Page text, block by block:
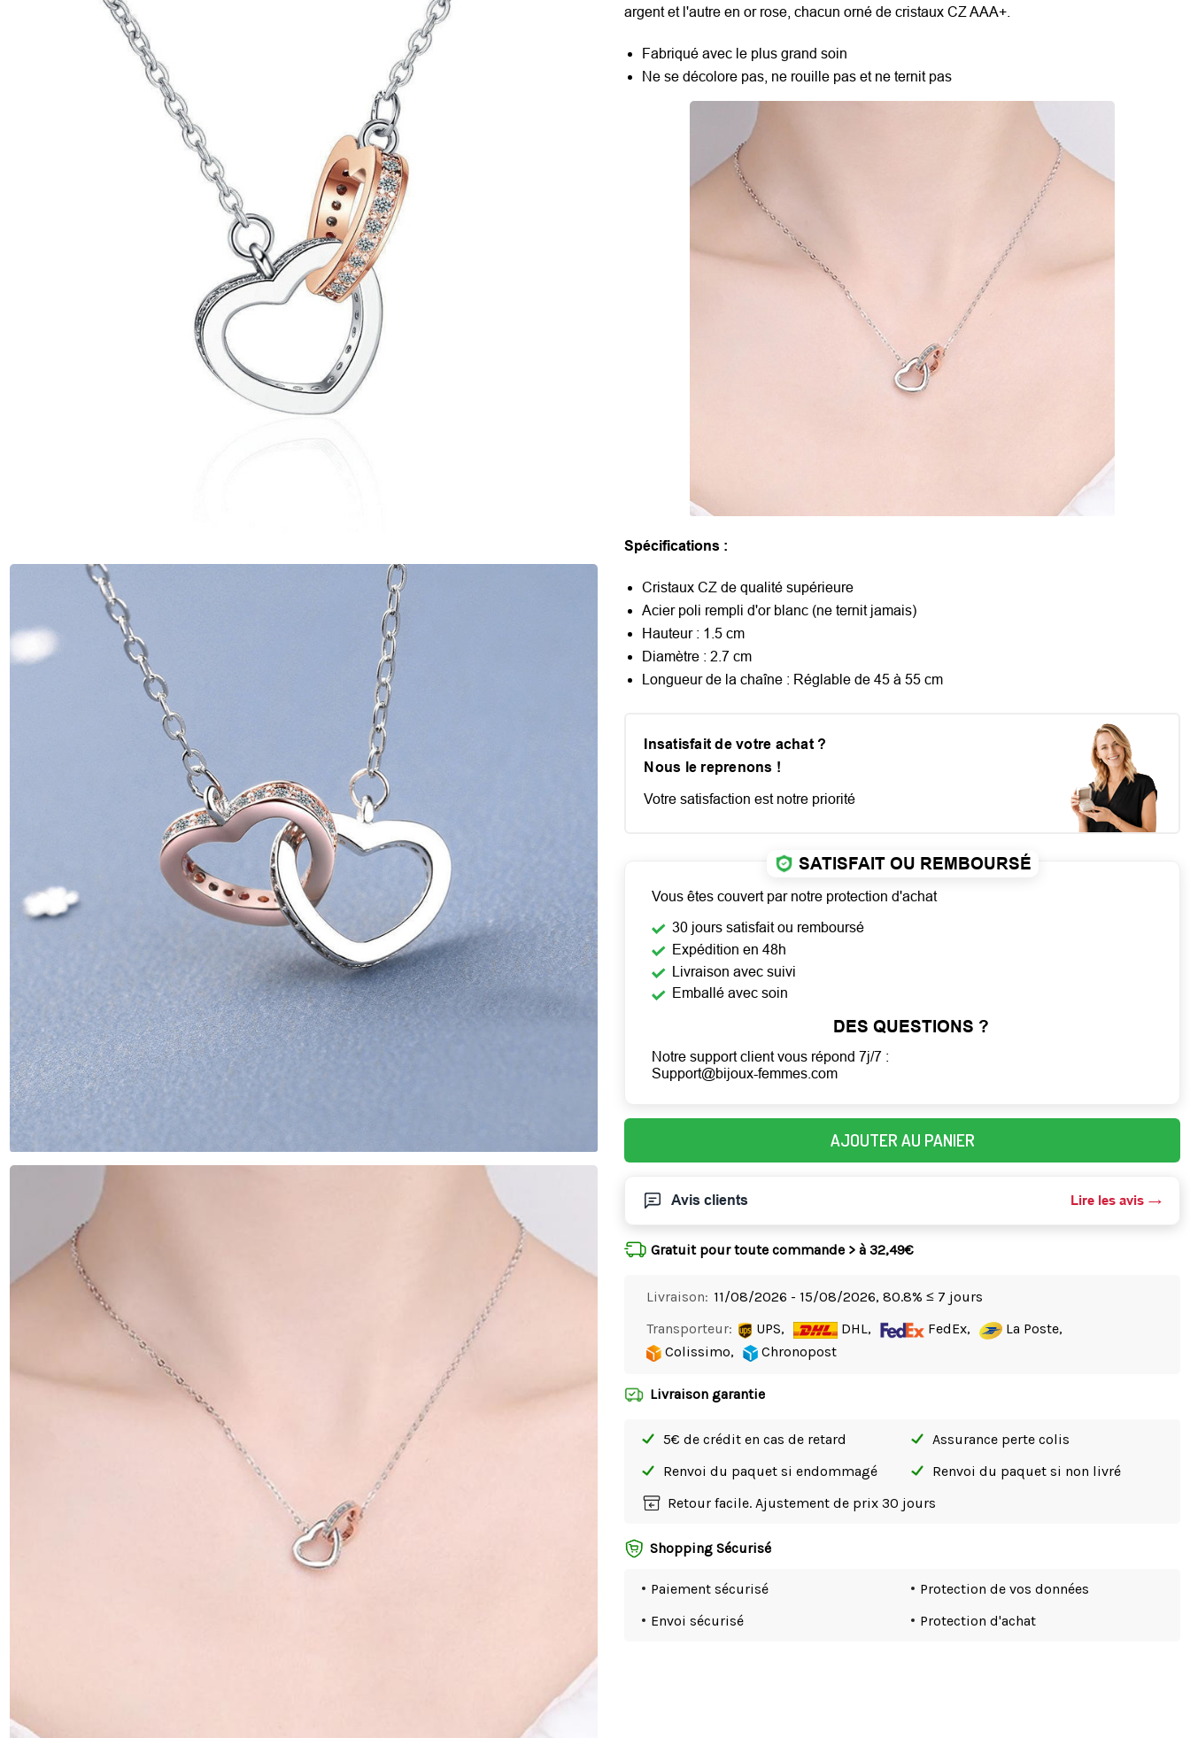
argent et l'autre en or rose, chacun orné de cristaux CZ AAA+.
Fabriqué avec le plus grand soin
Ne se décolore pas, ne rouille pas et ne ternit pas
Spécifications :
Cristaux CZ de qualité supérieure
Acier poli rempli d'or blanc (ne ternit jamais)
Hauteur : 1.5 cm
Diamètre : 2.7 cm
Longueur de la chaîne : Réglable de 45 à 55 cm
Insatisfait de votre achat ?
Nous le reprenons !
Votre satisfaction est notre priorité
SATISFAIT OU REMBOURSÉ
Vous êtes couvert par notre protection d'achat
30 jours satisfait ou remboursé
Expédition en 48h
Livraison avec suivi
Emballé avec soin
DES QUESTIONS ?
Notre support client vous répond 7j/7 :
Support@bijoux-femmes.com
AJOUTER AU PANIER
Avis clients Lire les avis
Gratuit pour toute commande > à 32,49€
Livraison: 11/08/2026 - 15/08/2026,80.8% ≤ 7 jours
Transporteur:
UPS, DHL, FedEx,
La Poste,
Colissimo,
Chronopost
Livraison garantie
5€ de crédit en cas de retard
Assurance perte colis
Renvoi du paquet si endommagé
Renvoi du paquet si non livré
Retour facile. Ajustement de prix 30 jours
Shopping Sécurisé
Paiement sécurisé
Protection de vos données
Envoi sécurisé
Protection d'achat